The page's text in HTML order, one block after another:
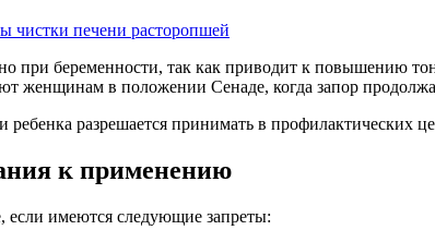
чистки печени расторопшей
при беременности, так как приводит к повышению
женщинам в положении Сенаде, когда запор
разрешается принимать в профилактических
к применению
если имеются следующие запреты: